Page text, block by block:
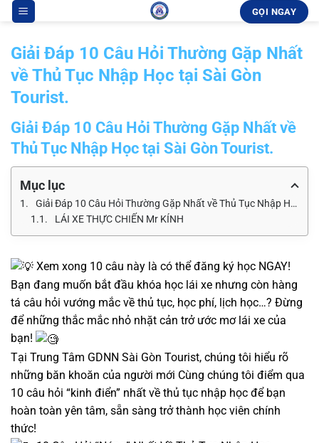
qua
nội
dung
GỌI NGAY
Giải Đáp 10 Câu Hỏi Thường Gặp Nhất
về Thủ Tục Nhập Học tại Sài Gòn
Tourist.
Giải Đáp 10 Câu Hỏi Thường Gặp Nhất về
Thủ Tục Nhập Học tại Sài Gòn Tourist.
Mục lục
Giải Đáp 10 Câu Hỏi Thường Gặp Nhất về Thủ Tục Nhập Học tại Sài Gòn Tourist.
LÁI XE THỰC CHIẾN Mr KÍNH
Xem xong 10 câu này là có thể đăng ký học NGAY!
Bạn đang muốn bắt đầu khóa học lái xe nhưng còn hàng
tá câu hỏi vướng mắc về thủ tục, học phí, lịch học…? Đừng
để những thắc mắc nhỏ nhặt cản trở ước mơ lái xe của
bạn!
Tại Trung Tâm GDNN Sài Gòn Tourist, chúng tôi hiểu rõ
những băn khoăn của người mới Cùng chúng tôi điểm qua
10 câu hỏi “kinh điển” nhất về thủ tục nhập học để bạn
hoàn toàn yên tâm, sẵn sàng trở thành học viên chính
thức!